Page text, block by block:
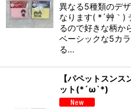
異なる5種類のデ
なります( *´艸｀)
るので好きな柄か
ベーシックな5カ
る…
【パペットスン
ット(*´ω`*)